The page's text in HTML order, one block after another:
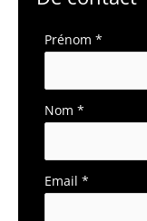
Formulaire
avec
téléphone
Prénom *
Nom *
Email *